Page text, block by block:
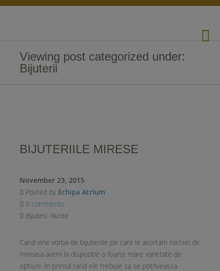
Viewing post categorized under:
Bijuterii
BIJUTERIILE MIRESE
November 23, 2015
Posted by Echipa Atrium
0 comments
Bijuterii, Nunta
Cand vine vorba de bijuteriile pe care le asortam rochiei de
mireasa avem la dispozitie o foarte mare varietate de
optiuni. In primul rand ele trebuie sa se potriveasca